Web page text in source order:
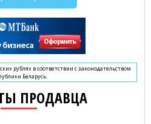
рублях в соответствии с законодательством
Беларусь.
ПРОДАВЦА